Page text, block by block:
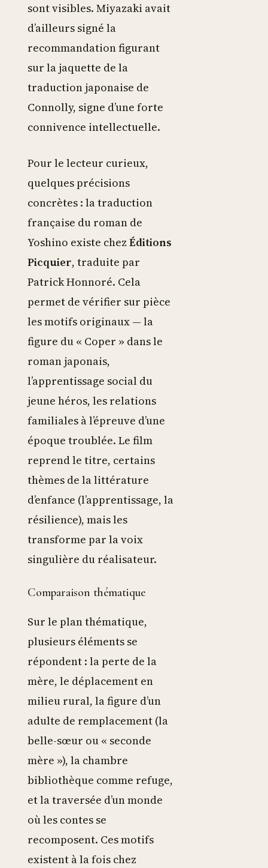
sont visibles. Miyazaki avait
d’ailleurs signé la
recommandation figurant
sur la jaquette de la
traduction japonaise de
Connolly, signe d’une forte
connivence intellectuelle.
Pour le lecteur curieux,
quelques précisions
concrètes : la traduction
française du roman de
Yoshino existe chez Éditions
Picquier, traduite par
Patrick Honnoré. Cela
permet de vérifier sur pièce
les motifs originaux — la
figure du « Coper » dans le
roman japonais,
l’apprentissage social du
jeune héros, les relations
familiales à l’épreuve d’une
époque troublée. Le film
reprend le titre, certains
thèmes de la littérature
d’enfance (l’apprentissage, la
résilience), mais les
transforme par la voix
singulière du réalisateur.
Comparaison thématique
Sur le plan thématique,
plusieurs éléments se
répondent : la perte de la
mère, le déplacement en
milieu rural, la figure d’un
adulte de remplacement (la
belle-sœur ou « seconde
mère »), la chambre
bibliothèque comme refuge,
et la traversée d’un monde
où les contes se
recomposent. Ces motifs
existent à la fois chez